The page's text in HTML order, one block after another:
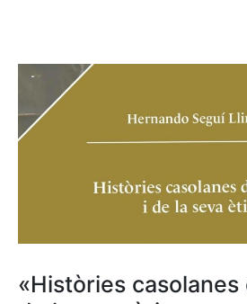
«Històries casolanes